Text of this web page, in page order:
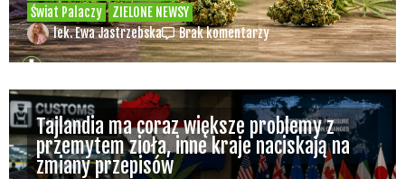
Świat Palaczy
ZIELONE NEWSY
lek. Ewa Jastrzebska Brak komentarzy
Tajlandia ma coraz większe problemy z
przemytem zioła, inne kraje naciskają na
zmiany przepisów